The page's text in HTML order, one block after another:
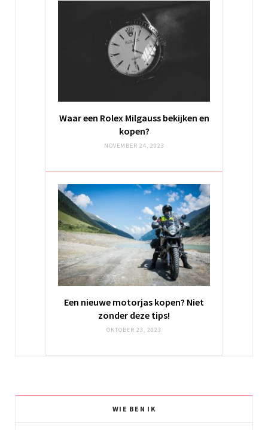
Waar een Rolex Milgauss bekijken en
kopen?
NOVEMBER 24, 2023
Een nieuwe motorjas kopen? Niet
zonder deze tips!
OKTOBER 23, 2023
WIE BEN IK